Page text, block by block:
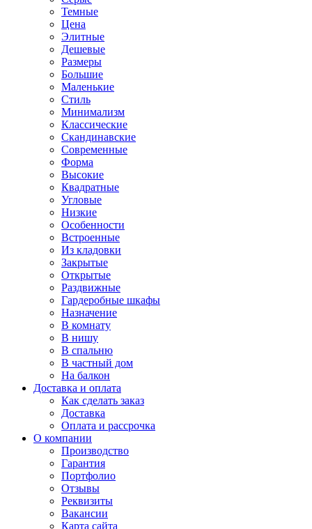
Темные
Цена
Элитные
Дешевые
Размеры
Большие
Маленькие
Стиль
Минимализм
Классические
Скандинавские
Современные
Форма
Высокие
Квадратные
Угловые
Низкие
Особенности
Встроенные
Из кладовки
Закрытые
Открытые
Раздвижные
Гардеробные шкафы
Назначение
В комнату
В нишу
В спальню
В частный дом
На балкон
Доставка и оплата
Как сделать заказ
Доставка
Оплата и рассрочка
О компании
Производство
Гарантия
Портфолио
Отзывы
Реквизиты
Вакансии
Карта сайта